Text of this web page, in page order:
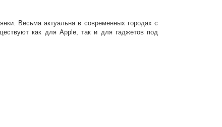
Весьма актуальна в современных городах с
как для Apple, так и для гаджетов под